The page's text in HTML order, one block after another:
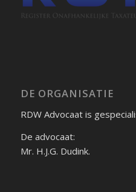
DE ORGANISATIE
RDW Advocaat is
De advocaat:
Mr. H.J.G. Dudink.